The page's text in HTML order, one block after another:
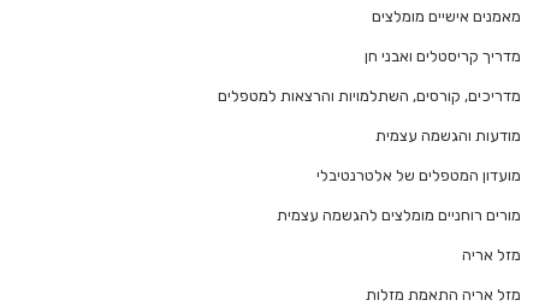
מאמנים אישיים מומלצים
מדריך קריסטלים ואבני חן
מדריכים, קורסים, השתלמויות והרצאות למטפלים
מודעות והגשמה עצמית
מועדון המטפלים של אלטרנטיבלי
מורים רוחניים מומלצים להגשמה עצמית
מזל אריה
מזל אריה התאמת מזלות